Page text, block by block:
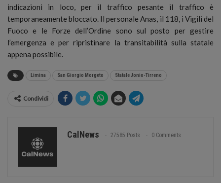
indicazioni in loco, per il traffico pesante il traffico è
temporaneamente bloccato. Il personale Anas, il 118, i Vigili del
Fuoco e le Forze dell’Ordine sono sul posto per gestire
l’emergenza e per ripristinare la transitabilità sulla statale
appena possibile.
Limina San Giorgio Morgeto Statale Jonio-Tirreno
Condividi
CalNews 27585 Posts 0 Comments